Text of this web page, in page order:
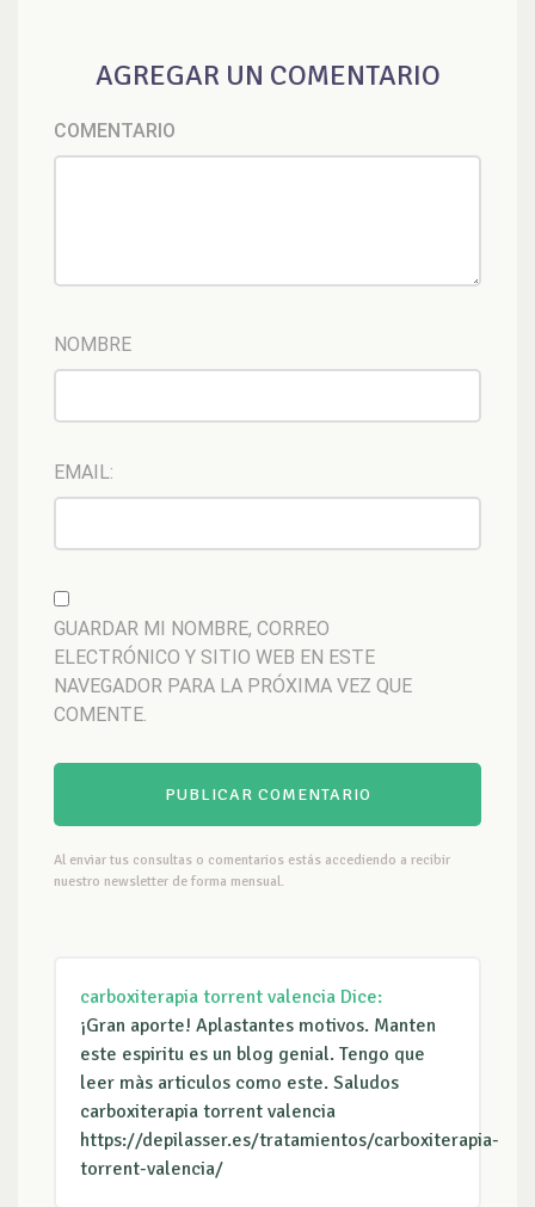
AGREGAR UN COMENTARIO
COMENTARIO
NOMBRE
EMAIL:
GUARDAR MI NOMBRE, CORREO
ELECTRÓNICO Y SITIO WEB EN ESTE
NAVEGADOR PARA LA PRÓXIMA VEZ QUE
COMENTE.
Al enviar tus consultas o comentarios estás accediendo a recibir
nuestro newsletter de forma mensual.
carboxiterapia torrent valencia Dice:
¡Gran aporte! Aplastantes motivos. Manten
este espiritu es un blog genial. Tengo que
leer màs articulos como este. Saludos
carboxiterapia torrent valencia
https://depilasser.es/tratamientos/carboxiterapia-
torrent-valencia/